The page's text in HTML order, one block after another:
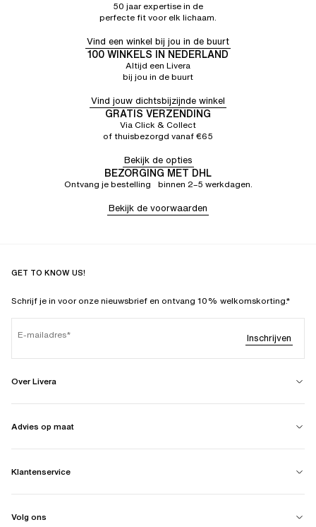
50 jaar expertise in de
perfecte fit voor elk lichaam.
Vind een winkel bij jou in de buurt
100 WINKELS IN NEDERLAND
Altijd een Livera
bij jou in de buurt
Vind jouw dichtsbijzijnde winkel
GRATIS VERZENDING
Via Click & Collect
of thuisbezorgd vanaf €65
Bekijk de opties
BEZORGING MET DHL
Ontvang je bestelling binnen 2–5 werkdagen.
Bekijk de voorwaarden
GET TO KNOW US!
Schrijf je in voor onze nieuwsbrief en ontvang 10% welkomskorting.*
E-mailadres Inschrijven
Over Livera
Advies op maat
Klantenservice
Volg ons